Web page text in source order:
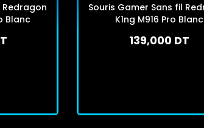
Redragon
Blanc
Souris Gamer Sans fil
K1ng M916 Pro Blanc
139,000 DT